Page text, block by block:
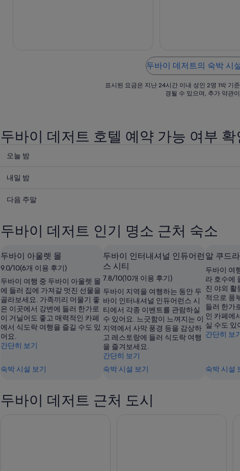
은
₩527,152
입
두바이 데저트의 숙박 시
표시된 요금은 지난 24시간 이내 성인 2명 1박 기
경될 수 있으며, 추가 약관
두바이 데저트 호텔 예약 가능 여부 확
오
밤
바
데
저
의
요
금
확
인
(숙
박
기
간:
월
-
오늘 밤
내
밤
바
이
저
트
의
요
금
확
인
(숙
박
간:
9
내일 밤
다
말
바
이
데
저
트
의
요
금
확
(숙
간:
다음 주말
두바이 데저트 인기 명소 근처 숙소
두바이 아울렛 몰
9.0/10(6개 이용 후기)
두바이 여행 중 두바이 아울렛 몰
에 들러 집에 가져갈 멋진 선물을
골라보세요. 가족끼리 머물기 좋
은 이곳에서 강변에 들러 한가로
이 거닐어도 좋고 매력적인 카페
에서 식도락 여행을 즐길 수도 있
어요.
간단히 보기
숙박 시설 보기
두바이 인터내셔널 인듀어런
스 시티
7.8/10(10개 이용 후기)
두바이 지역을 여행하는 동안 두
바이 인터내셔널 인듀어런스 시
티에서 각종 이벤트를 관람하실
수 있어요. 느긋함이 느껴지는 이
지역에서 사막 풍경 등을 감상하
고 레스토랑에 들러 식도락 여행
을 즐겨보세요.
간단히 보기
숙박 시설 보기
알 쿠드
두바이 여
라 호수에
진 야외 활
적으로 풍
들러 한가
인 카페에
실 수도 있
간단히 보
숙박 시설
두바이 데저트 근처 도시